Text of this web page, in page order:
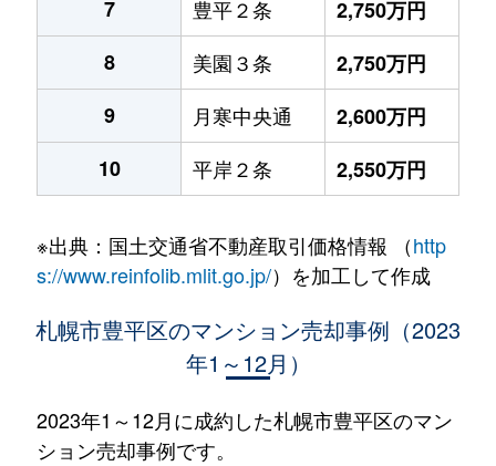
7 豊平２条
2,750万円
8
美園３条
2,750万円
9
月寒中央通
2,600万円
10
平岸２条 2,550万円
※出典：国土交通省不動産取引価格情報 （http
s://www.reinfolib.mlit.go.jp/）を加工して作成
札幌市豊平区のマンション売却事例（2023
年1～12月）
2023年1～12月に成約した札幌市豊平区のマン
ション売却事例です。